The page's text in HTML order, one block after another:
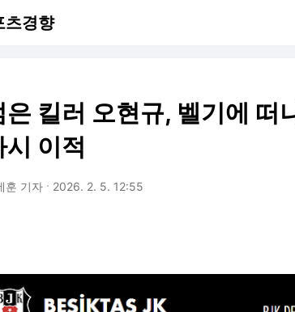
츠경향
은 킬러 오현규, 벨기에 떠
시 이적
훈 기자 2026. 2. 5. 12:55